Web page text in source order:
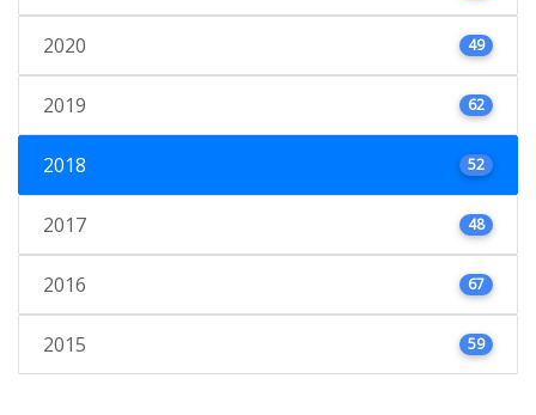
2020 49
2019 62
2018 52
2017 48
2016 67
2015 59